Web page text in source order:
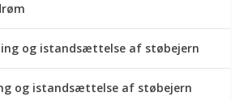
og istandsættelse af støbejern
og istandsættelse af støbejern